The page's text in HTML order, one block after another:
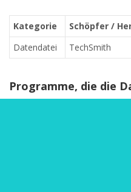
Kategorie Schöpfer /
Datendatei
TechSmith
Programme, die die